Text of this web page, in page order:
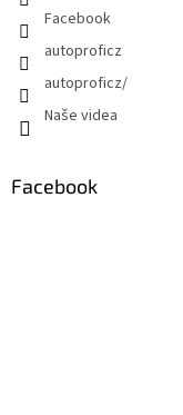
Facebook
autoproficz
autoproficz/
Naše videa
Facebook